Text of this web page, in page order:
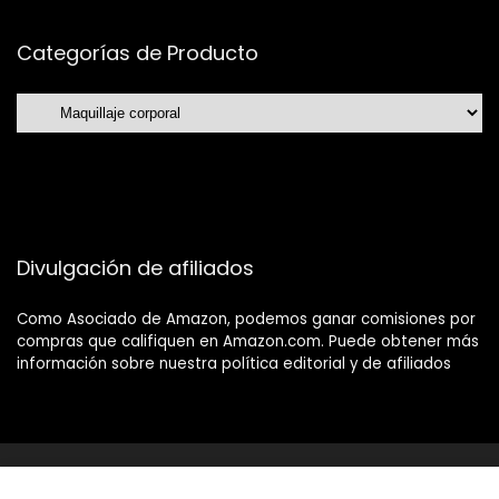
Categorías de Producto
Divulgación de afiliados
Como Asociado de Amazon, podemos ganar comisiones por
compras que califiquen en Amazon.com. Puede obtener más
información sobre nuestra política editorial y de afiliados